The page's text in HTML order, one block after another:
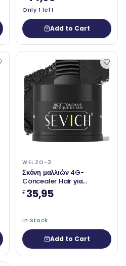
Only 1 left
Add to Cart
WELZO-3
Σκόνη μαλλιών 4G-
Concealer Hair για
αραίωση των μαλλιών,
φυσική εμφάνιση,
£35,95
In Stock
Add to Cart